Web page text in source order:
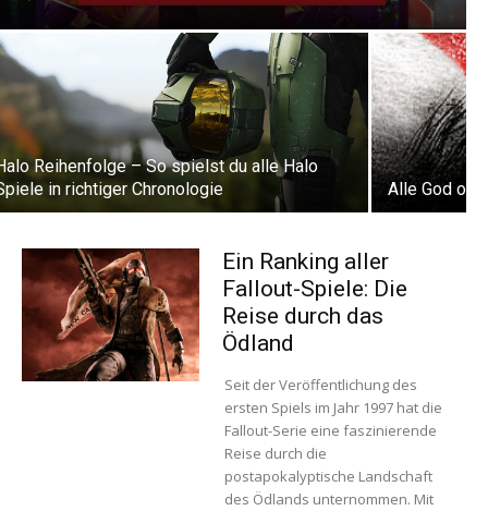
Reihenfolge – So spielst du alle Halo
in richtiger Chronologie
Alle God of
Ein Ranking aller
Fallout-Spiele: Die
Reise durch das
Ödland
Seit der Veröffentlichung des
ersten Spiels im Jahr 1997 hat die
Fallout-Serie eine faszinierende
Reise durch die
postapokalyptische Landschaft
des Ödlands unternommen. Mit